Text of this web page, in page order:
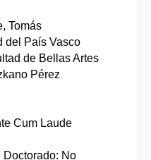
Tomás
del País Vasco
de Bellas Artes
Pérez
Cum Laude
Doctorado: No